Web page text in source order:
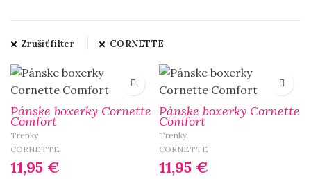
Zrušiť filter CORNETTE
Pánske boxerky Cornette
Comfort
Trenky
CORNETTE
11,95 €
Pánske boxerky Cornette
Comfort
Trenky
CORNETTE
11,95 €